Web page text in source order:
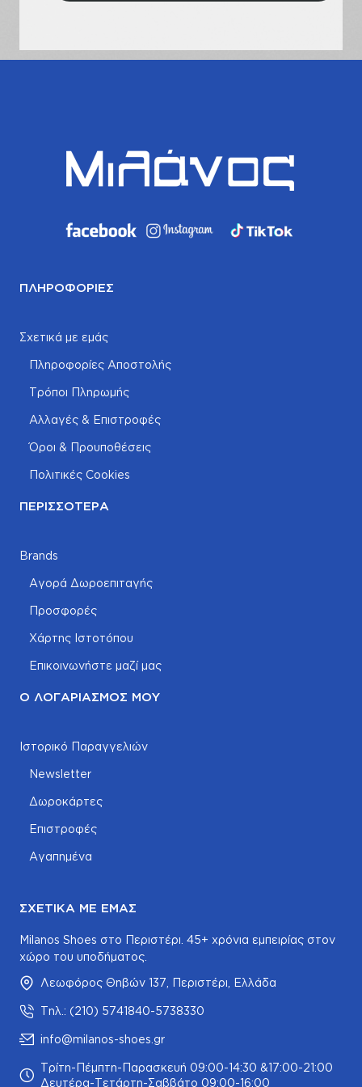
email
ΠΛΗΡΟΦΟΡΊΕΣ
Σχετικά με εμάς
Πληροφορίες Αποστολής
Τρόποι Πληρωμής
Αλλαγές & Επιστροφές
Όροι & Προυποθέσεις
Πολιτικές Cookies
ΠΕΡΙΣΣΌΤΕΡΑ
Brands
Αγορά Δωροεπιταγής
Προσφορές
Χάρτης Ιστοτόπου
Επικοινωνήστε μαζί μας
Ο ΛΟΓΑΡΙΑΣΜΌΣ ΜΟΥ
Ιστορικό Παραγγελιών
Newsletter
Δωροκάρτες
Επιστροφές
Αγαπημένα
ΣΧΕΤΙΚΆ ΜΕ ΕΜΆΣ
Milanos Shoes στο Περιστέρι. 45+ χρόνια εμπειρίας στον
χώρο του υποδήματος.
Λεωφόρος Θηβών 137, Περιστέρι, Ελλάδα
Τηλ.: (210) 5741840-5738330
info@milanos-shoes.gr
Τρίτη-Πέμπτη-Παρασκευή 09:00-14:30 &17:00-21:00
Δευτέρα-Τετάρτη-Σαββάτο 09:00-16:00